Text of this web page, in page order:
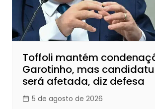
Toffoli mantém
Garotinho, mas
será afetada, diz defesa
5 de agosto de 2026